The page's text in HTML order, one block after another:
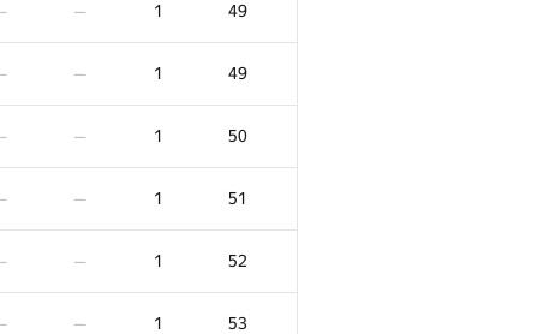
— 1 49
— 1 49
— 1 50
— 1 51
— 1 52
— 1 53